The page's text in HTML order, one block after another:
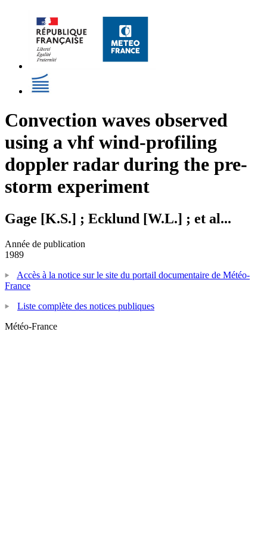
Convection waves observed
using a vhf wind-profiling
doppler radar during the pre-
storm experiment
Gage [K.S.] ; Ecklund [W.L.] ; et al...
Année de publication
1989
Accès à la notice sur le site du portail documentaire de Météo-
France
Liste complète des notices publiques
Météo-France